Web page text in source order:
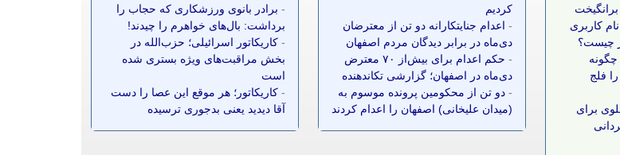
کاربری
چیست؟
چگونه
فلج
برای
کردیم
- اعدام جنایتکارانه دو تن از معترضان
دی‌ماه در برابر دیدگان مردم اصفهان
-
حکم اعدام برای بیش‌از ۷۰ معترض
دی‌ماه در اصفهان؛ گزارشی تکاندهنده
- دو تن از محکومین پرونده موسوم به
(میدان علیخانی) اصفهان را اعدام کردند
- برادر بانوی ورزشکاری که حجاب را
برداشت: بال‌های خواهرم را چیدند!
- کاریکاتور اسرائیلی؛ حزب‌الله در
بخش مراقبت‌های ویژه بستری شده
است
- کاریکاتور؛ هر موقع این عصا را دست
آقا دیدید یعنی بدجوری ترسیده